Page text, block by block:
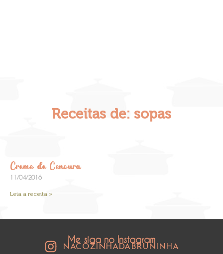
Receitas de: sopas
Creme de Cenoura
11/04/2016
Leia a receita »
Me siga no Instagram
NACOZINHADABRUNINHA